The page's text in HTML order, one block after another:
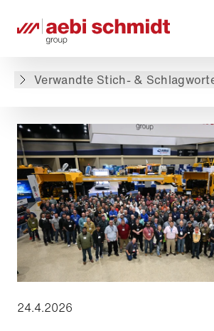
Verwandte Stich- &
#Flughafen
24.4.2026